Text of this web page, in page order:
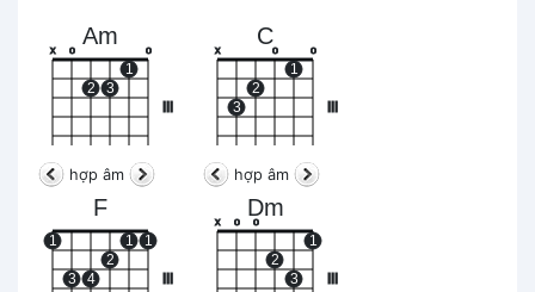
Am
x o
2 3
1
o
hợp âm
C
x
3
2
o
1
o
hợp âm
F
III
1
3 4
2
1 1
Dm
x o o
2
3
1